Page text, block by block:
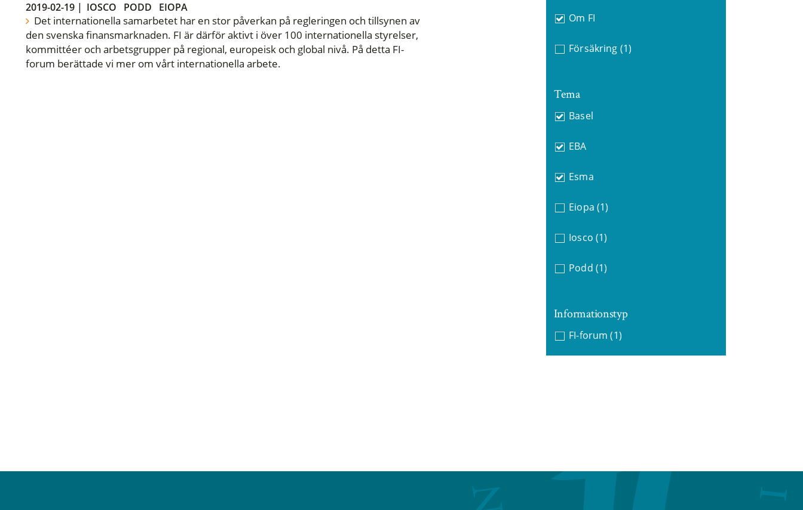
2019-02-19| IOSCO PODD EIOPA
Det internationella samarbetet har en stor påverkan på regleringen och tillsynen av
den svenska finansmarknaden. FI är därför aktivt i över 100 internationella styrelser,
kommittéer och arbetsgrupper på regional, europeisk och global nivå. På detta FI-
forum berättade vi mer om vårt internationella arbete.
Om FI
Försäkring (1)
Tema
Basel
EBA
Esma
Eiopa (1)
Iosco (1)
Podd (1)
Informationstyp
FI-forum (1)